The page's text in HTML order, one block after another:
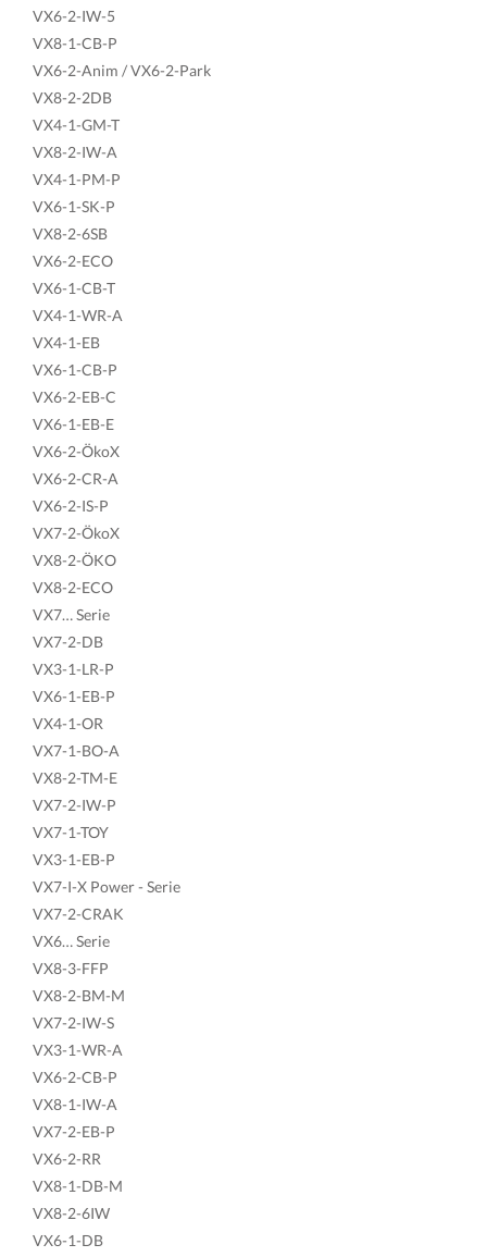
VX6-2-IW-5
VX8-1-CB-P
VX6-2-Anim / VX6-2-Park
VX8-2-2DB
VX4-1-GM-T
VX8-2-IW-A
VX4-1-PM-P
VX6-1-SK-P
VX8-2-6SB
VX6-2-ECO
VX6-1-CB-T
VX4-1-WR-A
VX4-1-EB
VX6-1-CB-P
VX6-2-EB-C
VX6-1-EB-E
VX6-2-ÖkoX
VX6-2-CR-A
VX6-2-IS-P
VX7-2-ÖkoX
VX8-2-ÖKO
VX8-2-ECO
VX7… Serie
VX7-2-DB
VX3-1-LR-P
VX6-1-EB-P
VX4-1-OR
VX7-1-BO-A
VX8-2-TM-E
VX7-2-IW-P
VX7-1-TOY
VX3-1-EB-P
VX7-I-X Power - Serie
VX7-2-CRAK
VX6… Serie
VX8-3-FFP
VX8-2-BM-M
VX7-2-IW-S
VX3-1-WR-A
VX6-2-CB-P
VX8-1-IW-A
VX7-2-EB-P
VX6-2-RR
VX8-1-DB-M
VX8-2-6IW
VX6-1-DB